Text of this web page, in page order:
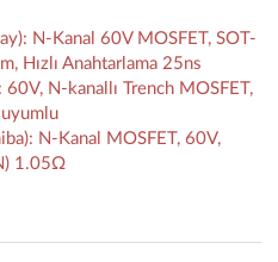
N-Kanal 60V MOSFET, SOT-
Hızlı Anahtarlama 25ns
N-kanallı Trench MOSFET,
N-Kanal MOSFET, 60V,
1.05Ω